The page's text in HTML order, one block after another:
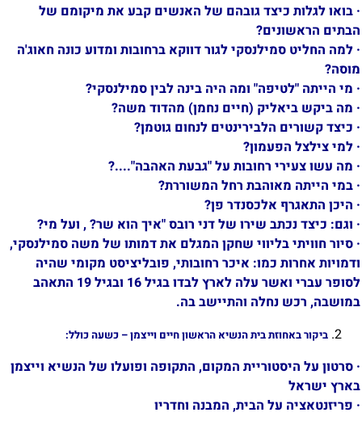
· בואו לגלות כיצד גובהם של האנשים קבע את מיקומם של
הבתים הראשונים?
· למה החליט סמילנסקי לגור דווקא ברחובות ומדוע כונה חאוג'ה
מוסה?
· מי הייתה "לטיפה" ומה היה בינה לבין סמילנסקי?
· מה ביקש ביאליק (חיים נחמן) מהדוד משה?
· כיצד קשורים הלבירינטים לנחום גוטמן?
· למי צילצל הפעמון?
· מה עשו צעירי רחובות על "גבעת האהבה"....?
· במי הייתה מאוהבת רחל המשוררת?
· היכן התאגרף אלכסנדר פן?
· וגם: כיצד נכתב שירו של דני רובס "איך הוא שר? , ועל מי?
· סיור חוויתי בליווי שחקן המגלם את דמותו של משה סמילנסקי,
ודמויות אחרות כמו: איכר רחובותי, פובליציסט מקומי שהיה
לסופר עברי ואשר עלה לארץ לבדו בגיל 16 ובגיל 19 התאהב
במושבה, רכש נחלה והתיישב בה.
ביקור באחוזת בית הנשיא הראשון חיים וייצמן– כשעה כולל:
· סרטון על היסטוריית המקום, התקופה ופועלו של הנשיא וייצמן
בארץ ישראל
· פריזנטאציה על הבית, המבנה וחדריו